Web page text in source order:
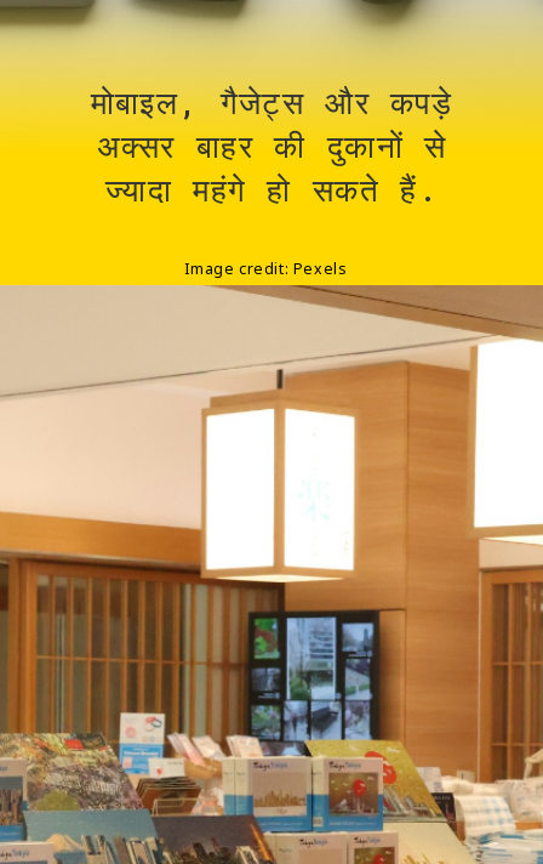
Image credit: Pexels
मोबाइल, गैजेट्स और कपड़े
अक्सर बाहर की दुकानों से
ज्यादा महंगे हो सकते हैं.